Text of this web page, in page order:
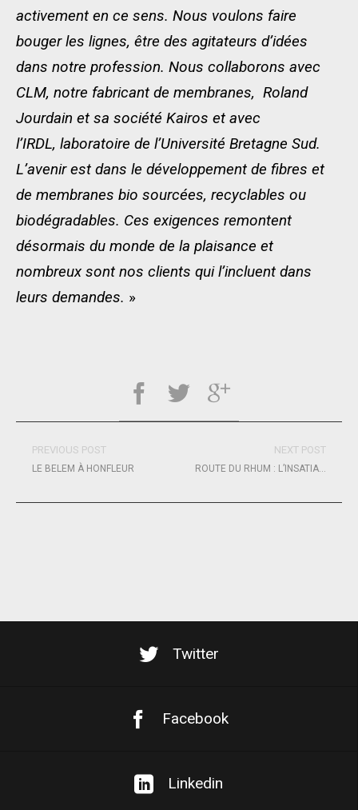
activement en ce sens. Nous voulons faire
bouger les lignes, être des agitateurs d’idées
dans notre profession. Nous collaborons avec
CLM, notre fabricant de membranes, Roland
Jourdain et sa société Kairos et avec
l’IRDL, laboratoire de l’Université Bretagne Sud.
L’avenir est dans le développement de fibres et
de membranes bio sourcées, recyclables ou
biodégradables. Ces exigences remontent
désormais du monde de la plaisance et
nombreux sont nos clients qui l’incluent dans
leurs demandes. »
PREVIOUS POST
LE BELEM À HONFLEUR
NEXT POST
ROUTE DU RHUM : L’INSATIABLE MAXIME SOREL
Twitter
Facebook
Linkedin